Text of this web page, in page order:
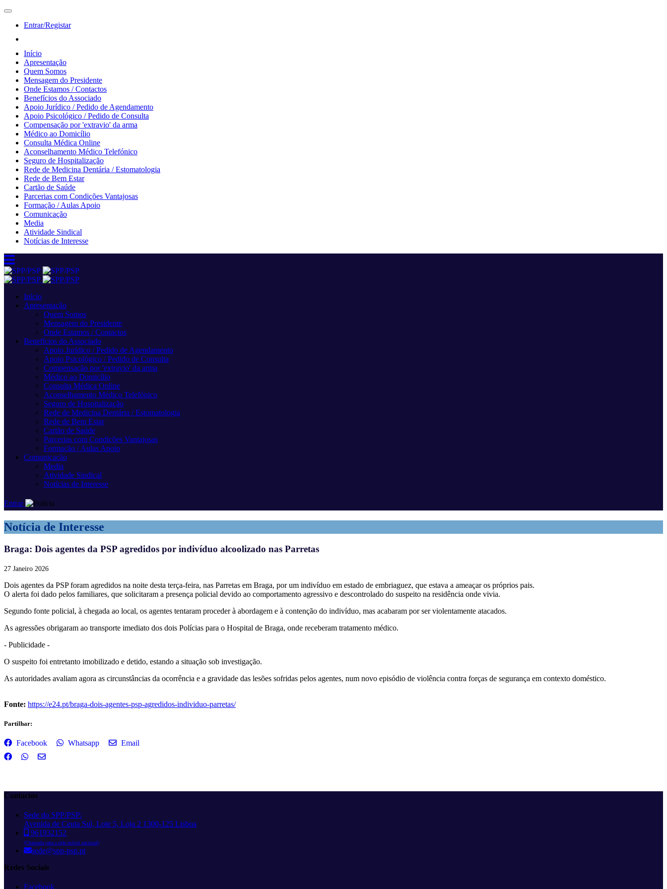
Entrar/Registar
Início
Apresentação
Quem Somos
Mensagem do Presidente
Onde Estamos / Contactos
Benefícios do Associado
Apoio Jurídico / Pedido de Agendamento
Apoio Psicológico / Pedido de Consulta
Compensação por 'extravio' da arma
Médico ao Domicílio
Consulta Médica Online
Aconselhamento Médico Telefónico
Seguro de Hospitalização
Rede de Medicina Dentária / Estomatologia
Rede de Bem Estar
Cartão de Saúde
Parcerias com Condições Vantajosas
Formação / Aulas Apoio
Comunicação
Media
Atividade Sindical
Notícias de Interesse
Início
Apresentação
Quem Somos
Mensagem do Presidente
Onde Estamos / Contactos
Benefícios do Associado
Apoio Jurídico / Pedido de Agendamento
Apoio Psicológico / Pedido de Consulta
Compensação por 'extravio' da arma
Médico ao Domicílio
Consulta Médica Online
Aconselhamento Médico Telefónico
Seguro de Hospitalização
Rede de Medicina Dentária / Estomatologia
Rede de Bem Estar
Cartão de Saúde
Parcerias com Condições Vantajosas
Formação / Aulas Apoio
Comunicação
Media
Atividade Sindical
Notícias de Interesse
Entrar
Notícia de Interesse
Braga: Dois agentes da PSP agredidos por indivíduo alcoolizado nas Parretas
27 Janeiro 2026
Dois agentes da PSP foram agredidos na noite desta terça-feira, nas Parretas em Braga, por um indivíduo em estado de embriaguez, que estava a ameaçar os próprios pais.
O alerta foi dado pelos familiares, que solicitaram a presença policial devido ao comportamento agressivo e descontrolado do suspeito na residência onde vivia.
Segundo fonte policial, à chegada ao local, os agentes tentaram proceder à abordagem e à contenção do indivíduo, mas acabaram por ser violentamente atacados.
As agressões obrigaram ao transporte imediato dos dois Polícias para o Hospital de Braga, onde receberam tratamento médico.
- Publicidade -
O suspeito foi entretanto imobilizado e detido, estando a situação sob investigação.
As autoridades avaliam agora as circunstâncias da ocorrência e a gravidade das lesões sofridas pelos agentes, num novo episódio de violência contra forças de segurança em contexto doméstico.
Fonte: https://e24.pt/braga-dois-agentes-psp-agredidos-individuo-parretas/
Partilhar:
Facebook Whatsapp Email
Contactos
Sede do SPP/PSP:
Avenida de Ceuta Sul, Lote 5, Loja 2 1300-125 Lisboa
961932152
(Chamada para a rede móvel nacional)
sede@spp-psp.pt
Redes Sociais
Facebook